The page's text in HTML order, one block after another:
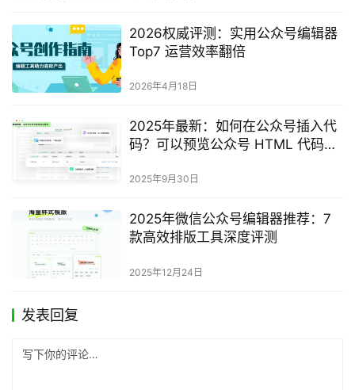
2026权威评测：实用公众号编辑器
Top7 运营效率翻倍
2026年4月18日
2025年最新：如何在公众号插入代
码？可以预览公众号 HTML 代码的
2025年9月30日
2025年微信公众号编辑器推荐：7
款高效排版工具深度评测
2025年12月24日
发表回复